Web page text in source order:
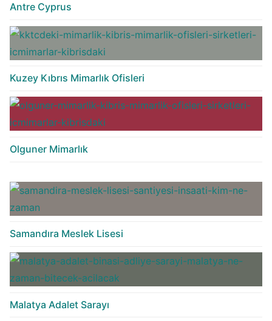
Antre Cyprus
Kuzey Kıbrıs Mimarlık Ofisleri
Olguner Mimarlık
Samandıra Meslek Lisesi
Malatya Adalet Sarayı